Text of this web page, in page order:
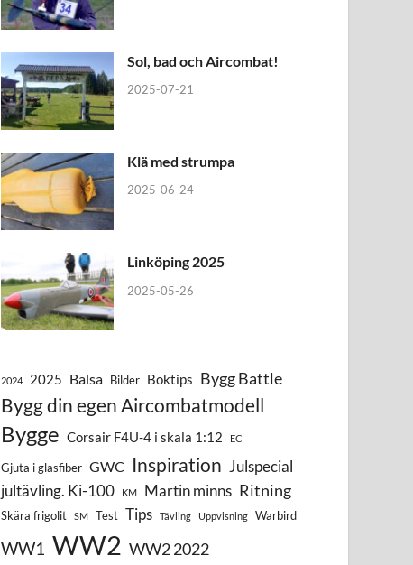
Sol, bad och Aircombat!
2025-07-21
Klä med strumpa
2025-06-24
Linköping 2025
2025-05-26
2024 2025 Balsa Bilder Boktips Bygg Battle
Bygg din egen Aircombatmodell
Bygge Corsair F4U-4 i skala 1:12 EC
Gjuta i glasfiber GWC Inspiration Julspecial
jultävling. Ki-100
KM Martin minns Ritning
Skära frigolit SM Test Tips Tävling Uppvisning Warbird
WW1 WW2 WW2 2022